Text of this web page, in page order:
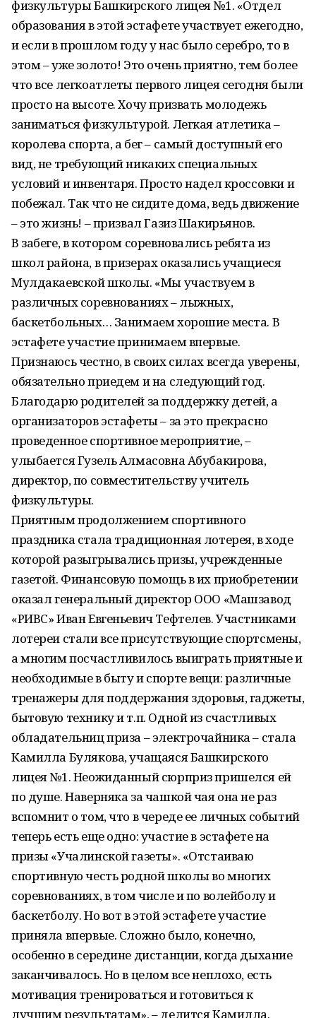
физкультуры Башкирского лицея №1. «Отдел
образования в этой эстафете участвует ежегодно,
и если в прошлом году у нас было серебро, то в
этом – уже золото! Это очень приятно, тем более
что все легкоатлеты первого лицея сегодня были
просто на высоте. Хочу призвать молодежь
заниматься физкультурой. Легкая атлетика –
королева спорта, а бег – самый доступный его
вид, не требующий никаких специальных
условий и инвентаря. Просто надел кроссовки и
побежал. Так что не сидите дома, ведь движение
– это жизнь! – призвал Газиз Шакирьянов.
В забеге, в котором соревновались ребята из
школ района, в призерах оказались учащиеся
Мулдакаевской школы. «Мы участвуем в
различных соревнованиях – лыжных,
баскетбольных… Занимаем хорошие места. В
эстафете участие принимаем впервые.
Признаюсь честно, в своих силах всегда уверены,
обязательно приедем и на следующий год.
Благодарю родителей за поддержку детей, а
организаторов эстафеты – за это прекрасно
проведенное спортивное мероприятие, –
улыбается Гузель Алмасовна Абубакирова,
директор, по совместительству учитель
физкультуры.
Приятным продолжением спортивного
праздника стала традиционная лотерея, в ходе
которой разыгрывались призы, учрежденные
газетой. Финансовую помощь в их приобретении
оказал генеральный директор ООО «Машзавод
«РИВС» Иван Евгеньевич Тефтелев. Участниками
лотереи стали все присутствующие спортсмены,
а многим посчастливилось выиграть приятные и
необходимые в быту и спорте вещи: различные
тренажеры для поддержания здоровья, гаджеты,
бытовую технику и т.п. Одной из счастливых
обладательниц приза – электрочайника – стала
Камилла Булякова, учащаяся Башкирского
лицея №1. Неожиданный сюрприз пришелся ей
по душе. Наверняка за чашкой чая она не раз
вспомнит о том, что в череде ее личных событий
теперь есть еще одно: участие в эстафете на
призы «Учалинской газеты». «Отстаиваю
спортивную честь родной школы во многих
соревнованиях, в том числе и по волейболу и
баскетболу. Но вот в этой эстафете участие
приняла впервые. Сложно было, конечно,
особенно в середине дистанции, когда дыхание
заканчивалось. Но в целом все неплохо, есть
мотивация тренироваться и готовиться к
лучшим результатам», – делится Камилла.